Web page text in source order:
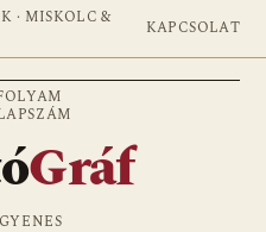
· MISKOLC &
KAPCSOLAT
Gráf